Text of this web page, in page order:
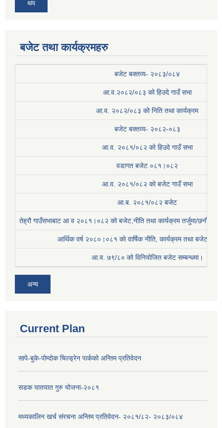
थप
बजेट तथा कार्यक्रमहरु
बजेट बक्तव्य- २०८३/०८४
आ.व.२०८२/०८३ को हिउदे गाउँ सभा
आ.व. २०८२/०८३ को निति तथा कार्यक्रम
बजेट बक्तव्य- २०८२-०८३
आ.व. २०८१/०८२ को हिउदे गाउँ सभा
वडागत बजेट ०८१।०८२
आ.व. २०८१/०८२ को बजेट गाउँ सभा
आ.ब. २०८१/०८२ बजेट
तेह्रौ गाउँसभाबाट आ व २०८१।०८२ को बजेट,नीति तथा कार्यक्रम तर्जुमा/छनौट
आर्थिक वर्ष २०८०।०८१ काे वार्षिक नीति, कार्यक्रम तथा बजेट
आ.व. ७९/८० को विनियोजित बजेट सम्बन्धमा।
अन्य
Current Plan
सापे-बुके-पोम्दोक चिल्ड्रेन पार्कको अन्तिम प्रतिवेदन
सडक यातयात गुरु योजना-२०८१
मध्यकालिन खर्च संरचना अन्तिम प्रतिवेदन- २०८१/८२- २०८३/०८४